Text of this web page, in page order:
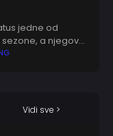
jedne od
a njegov
niz pitanja pred
Vidi sve >